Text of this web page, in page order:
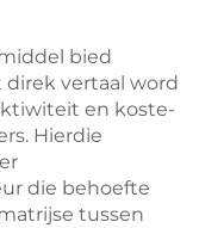
bied
vertaal word
en koste-
Hierdie
die behoefte
tussen